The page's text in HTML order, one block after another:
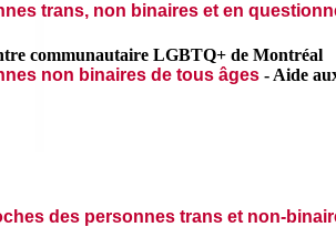
trans, non binaires et en
communautaire LGBTQ+ de Montréal
non binaires de tous âges - Aide
des personnes trans et non-